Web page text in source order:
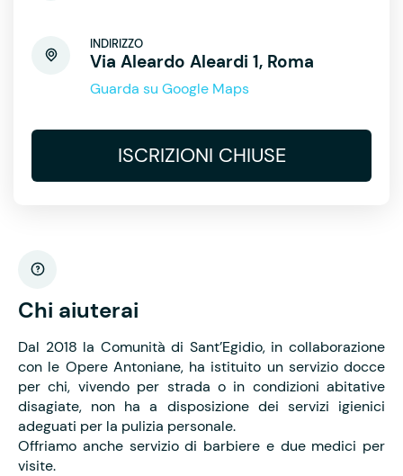
INDIRIZZO
Via Aleardo Aleardi 1, Roma
Guarda su Google Maps
ISCRIZIONI CHIUSE
Chi aiuterai
Dal 2018 la Comunità di Sant’Egidio, in collaborazione
con le Opere Antoniane, ha istituito un servizio docce
per chi, vivendo per strada o in condizioni abitative
disagiate, non ha a disposizione dei servizi igienici
adeguati per la pulizia personale.
Offriamo anche servizio di barbiere e due medici per
visite.